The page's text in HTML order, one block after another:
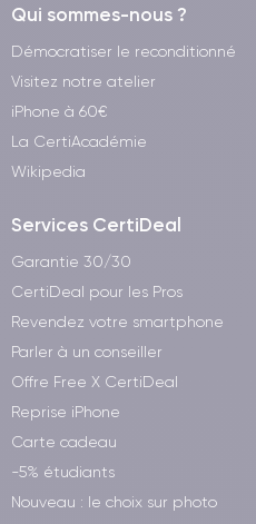
Qui sommes-nous ?
Démocratiser le reconditionné
Visitez notre atelier
iPhone à 60€
La CertiAcadémie
Wikipedia
Services CertiDeal
Garantie 30/30
CertiDeal pour les Pros
Revendez votre smartphone
Parler à un conseiller
Offre Free X CertiDeal
Reprise iPhone
Carte cadeau
-5% étudiants
Nouveau : le choix sur photo